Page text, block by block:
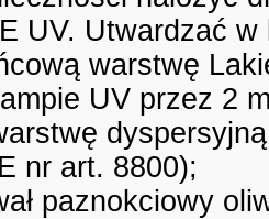
UV. Utwardzać
warstwę
UV przez 2
nr art. 8800);
paznokciowy